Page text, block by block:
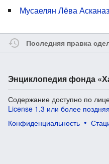
Мусаелян Лёва
Последняя правка
Энциклопедия фонда
Содержание доступно по
License 1.3 или более поздняя
Конфиденциальность